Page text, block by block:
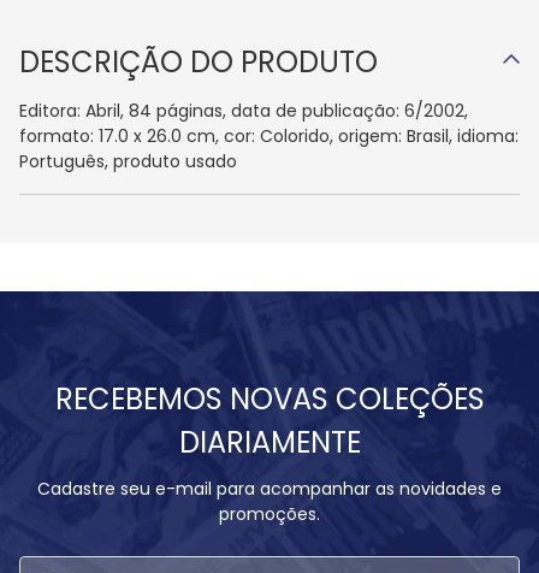
DESCRIÇÃO DO PRODUTO
Editora: Abril, 84 páginas, data de publicação: 6/2002,
formato: 17.0 x 26.0 cm, cor: Colorido, origem: Brasil, idioma:
Português, produto usado
RECEBEMOS NOVAS COLEÇÕES
DIARIAMENTE
Cadastre seu e-mail para acompanhar as novidades e
promoções.